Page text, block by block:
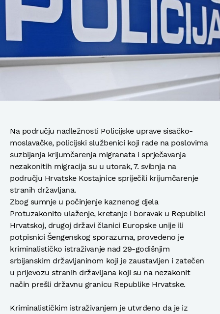
Na području nadležnosti Policijske uprave sisačko-
moslavačke, policijski službenici koji rade na poslovima
suzbijanja krijumčarenja migranata i sprječavanja
nezakonitih migracija su u utorak, 7. svibnja na
području Hrvatske Kostajnice spriječili krijumčarenje
stranih državljana.
Zbog sumnje u počinjenje kaznenog djela
Protuzakonito ulaženje, kretanje i boravak u Republici
Hrvatskoj, drugoj državi članici Europske unije ili
potpisnici Šengenskog sporazuma, provedeno je
kriminalističko istraživanje nad 29-godišnjim
srbijanskim državljaninom koji je zaustavljen i zatečen
u prijevozu stranih državljana koji su na nezakonit
način prešli državnu granicu Republike Hrvatske.
Kriminalističkim istraživanjem je utvrđeno da je iz